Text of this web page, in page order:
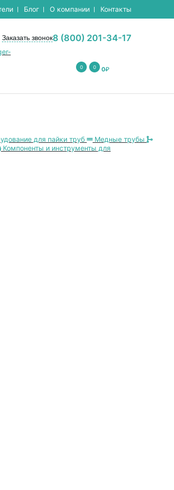
Блог О компании Контакты
8 (800) 201-34-17
Заказать звонок
0 0 0₽
для пайки труб
Медные трубы
Компоненты и инструменты для